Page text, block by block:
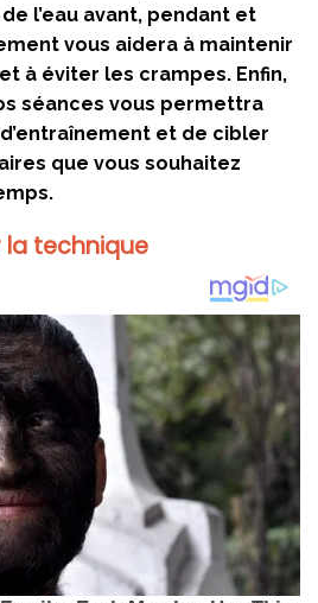
l’eau avant, pendant et
vous aidera à maintenir
à éviter les crampes. Enfin,
séances vous permettra
et de cibler
que vous souhaitez
la technique